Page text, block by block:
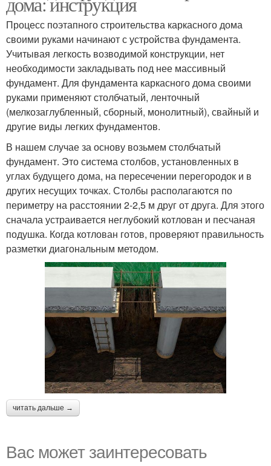
Процесс поэтапного строительства каркасного дома
своими руками начинают с устройства фундамента.
Учитывая легкость возводимой конструкции, нет
необходимости закладывать под нее массивный
фундамент. Для фундамента каркасного дома своими
руками применяют столбчатый, ленточный
(мелкозаглубленный, сборный, монолитный), свайный и
другие виды легких фундаментов.
В нашем случае за основу возьмем столбчатый
фундамент. Это система столбов, установленных в
углах будущего дома, на пересечении перегородок и в
других несущих точках. Столбы располагаются по
периметру на расстоянии 2-2,5 м друг от друга. Для этого
сначала устраивается неглубокий котлован и песчаная
подушка. Когда котлован готов, проверяют правильность
разметки диагональным методом.
читать дальше →
Вас может заинтересовать